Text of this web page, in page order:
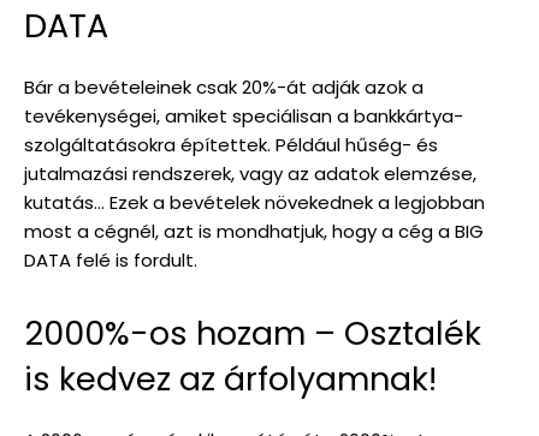
DATA
Bár a bevételeinek csak 20%-át adják azok a
tevékenységei, amiket speciálisan a bankkártya-
szolgáltatásokra építettek. Például hűség- és
jutalmazási rendszerek, vagy az adatok elemzése,
kutatás… Ezek a bevételek növekednek a legjobban
most a cégnél, azt is mondhatjuk, hogy a cég a BIG
DATA felé is fordult.
2000%-os hozam – Osztalék
is kedvez az árfolyamnak!